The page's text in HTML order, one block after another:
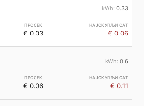
0.33
€ 0.03 € 0.06
0.6
€ 0.06 € 0.11